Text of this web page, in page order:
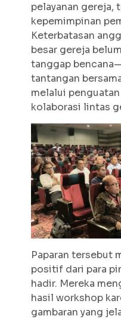
pelayanan gereja,
kepemimpinan
Keterbatasan
besar gereja
tanggap
tantangan
melalui
kolaborasi lintas
Paparan tersebut
positif dari para
hadir. Mereka
hasil workshop
gambaran yang